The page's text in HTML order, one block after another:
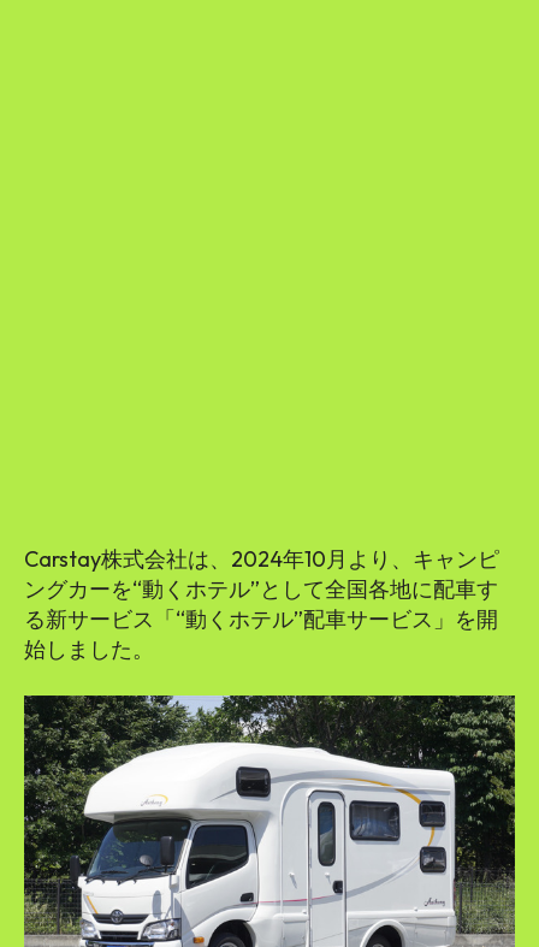
Carstay株式会社は、2024年10月より、キャンピ
ングカーを“動くホテル”として全国各地に配車す
る新サービス「“動くホテル”配車サービス」を開
始しました。